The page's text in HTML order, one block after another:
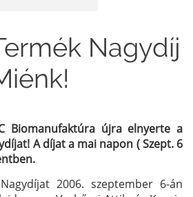
Nagydíj
Biomanufaktúra újra elnyerte a
A díjat a mai napon ( Szept. 6
2006. szeptember 6-án